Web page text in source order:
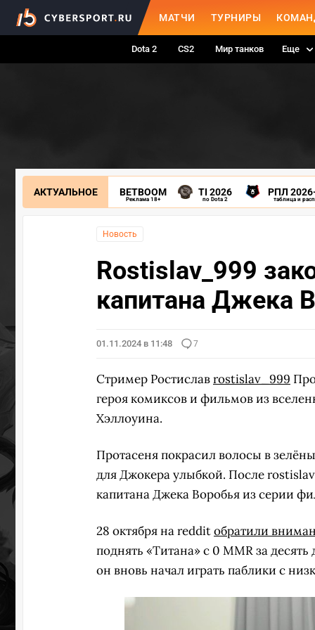
МАТЧИ ТУРНИРЫ
Dota 2 CS2 Мир танков Еще
АКТУАЛЬНОЕ BETBOOM
Реклама 18+
TI 2026
по Dota 2
РПЛ
таблица и
Новость
Rostislav_999
капитана Джека
01.11.2024 в 11:48 7
Стример Ростиславrostislav_999
героя комиксов и фильмов из
Хэллоуина.
Протасеня покрасил волосы в
для Джокера улыбкой. После
капитана Джека Воробья из серии
28 октября на redditобратили
поднять «Титана» с 0 MMR за
он вновь начал играть паблики с